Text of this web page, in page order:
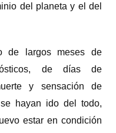
del planeta y el del
de largos meses de
de días de
y sensación de
hayan ido del todo,
estar en condición